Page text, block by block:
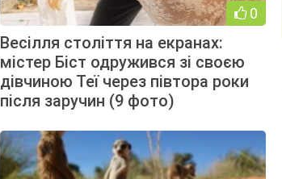
0
Весілля століття на екранах:
містер Біст одружився зі своєю
дівчиною Теї через півтора роки
після заручин (9 фото)